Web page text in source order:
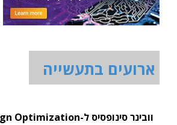
ארועים בתעשייה